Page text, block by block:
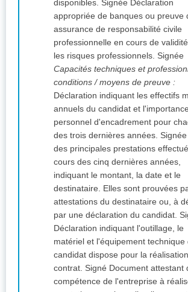
disponibles. Signée Déclaration
appropriée de banques ou preuve
assurance de responsabilité civile
professionnelle en cours de
les risques professionnels. Signée
Capacités techniques et
conditions / moyens de preuve :
Déclaration indiquant les effectifs
annuels du candidat et
personnel d'encadrement pour chacune
des trois dernières années. Signée Liste
des principales prestations
cours des cinq dernières années,
indiquant le montant, la date et le
destinataire. Elles sont prouvées
attestations du destinataire ou, à défaut,
par une déclaration du candidat.
Déclaration indiquant l'outillage, le
matériel et l'équipement technique
candidat dispose pour la réalisation du
contrat. Signé Document attestant de la
compétence de l'entreprise à